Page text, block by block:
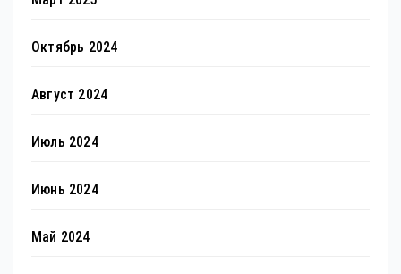
Октябрь 2024
Август 2024
Июль 2024
Июнь 2024
Май 2024